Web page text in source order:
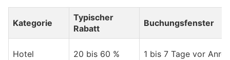
Kategorie
Typischer
Rabatt
Buchungsfenster
Hotel 20 bis 60 % 1 bis 7 Tage vor